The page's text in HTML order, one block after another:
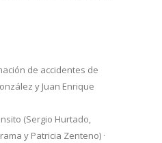
de accidentes de
y Juan Enrique
(Sergio Hurtado,
y Patricia Zenteno) ·